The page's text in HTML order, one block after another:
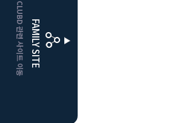
FAMILY SITE
CLUBD 관련 사이트 이동